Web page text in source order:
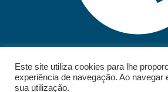
Este site utiliza cookies para lhe
experiência de navegação. Ao navegar
sua utilização.